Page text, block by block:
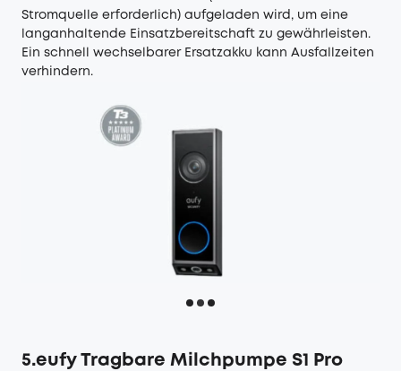
Stromquelle erforderlich) aufgeladen wird, um eine
langanhaltende Einsatzbereitschaft zu gewährleisten.
Ein schnell wechselbarer Ersatzakku kann Ausfallzeiten
verhindern.
5.eufy Tragbare Milchpumpe S1 Pro